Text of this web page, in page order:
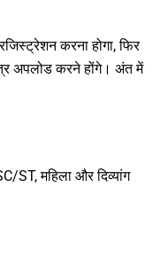
करना होगा, फिर
अपलोड करने होंगे। अंत में
ST, महिला और दिव्यांग